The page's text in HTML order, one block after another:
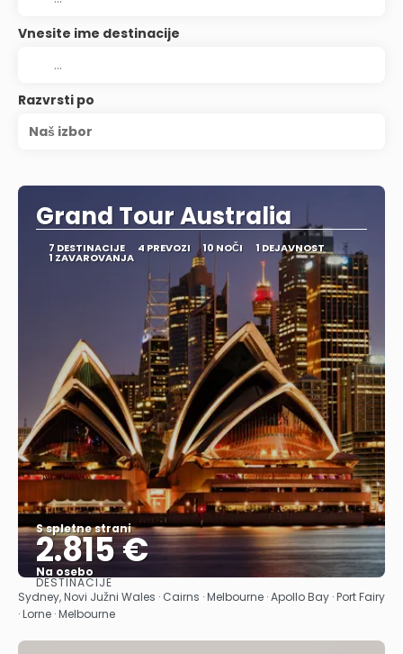
Vnesite ime destinacije
Razvrsti po
Naš izbor
Grand Tour Australia
7 DESTINACIJE 4 PREVOZI 10 NOČI 1 DEJAVNOST
1 ZAVAROVANJA
S spletne strani
2.815 €
Na osebo
Glej .
DESTINACIJE
Sydney, Novi Južni Wales · Cairns · Melbourne · Apollo Bay · Port Fairy
· Lorne · Melbourne